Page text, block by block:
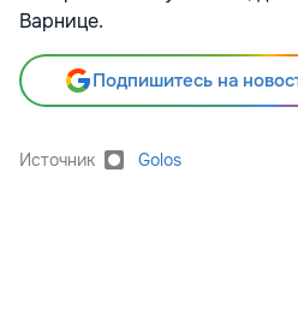
Варнице.
Подпишитесь на
Источник Golos